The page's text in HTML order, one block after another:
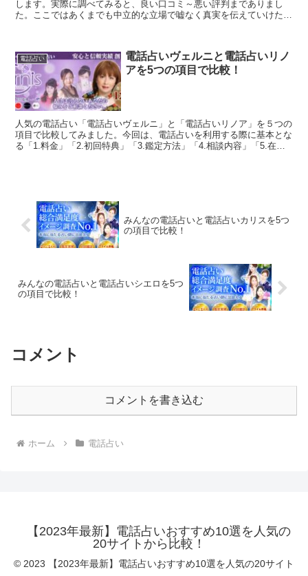
します。実際に調べてみると、良い口コミ～悪い評判までありまし
た。ここではあくまでも中立的な立場で嘘なく真実を伝えていけたら
電話占い
電話占いヴェルニと電話占いリノ
アを5つの項目で比較！
人気の電話占い「電話占いヴェルニ」と「電話占いリノア」を５つの
項目で比較してみました。今回は、電話占いを利用する際に基本とな
る「1.料金」「2.初回特典」「3.鑑定方法」「4.相談内容」「5.在籍
みんなの電話占いと電話占いカリスを5つ
の項目で比較！
みんなの電話占いと電話占いシエロを5つ
の項目で比較！
コメント
コメントを書き込む
ホーム 電話占い
【2023年最新】電話占いおすすめ10選を人気の
20サイトから比較！
© 2023 【2023年最新】電話占いおすすめ10選を人気の20サイト